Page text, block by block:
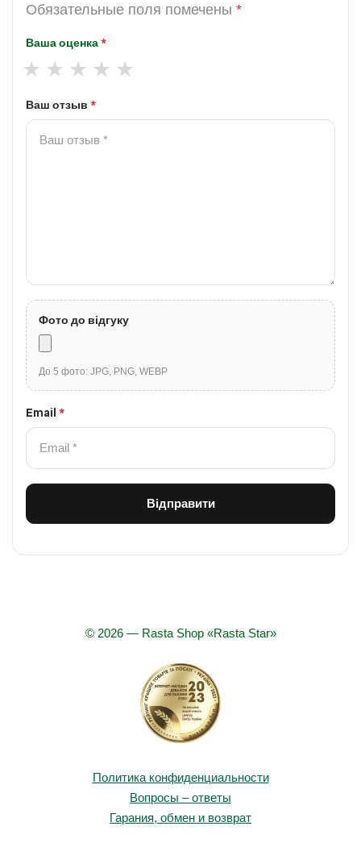
Обязательные поля помечены *
Ваша оценка*
Ваш отзыв *
Фото до відгуку
До 5 фото: JPG, PNG, WEBP
Email *
© 2026 — Rasta Shop «Rasta Star»
Политика конфиденциальности
Вопросы – ответы
Гарания, обмен и возврат